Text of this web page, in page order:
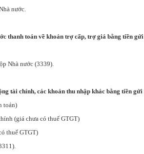
nước.
thanh toán về khoản trợ cấp, trợ giá bằng tiền
Nhà nước (3339).
tài chính, các khoản thu nhập khác bằng tiền
toán)
(giá chưa có thuế GTGT)
thuế GTGT)